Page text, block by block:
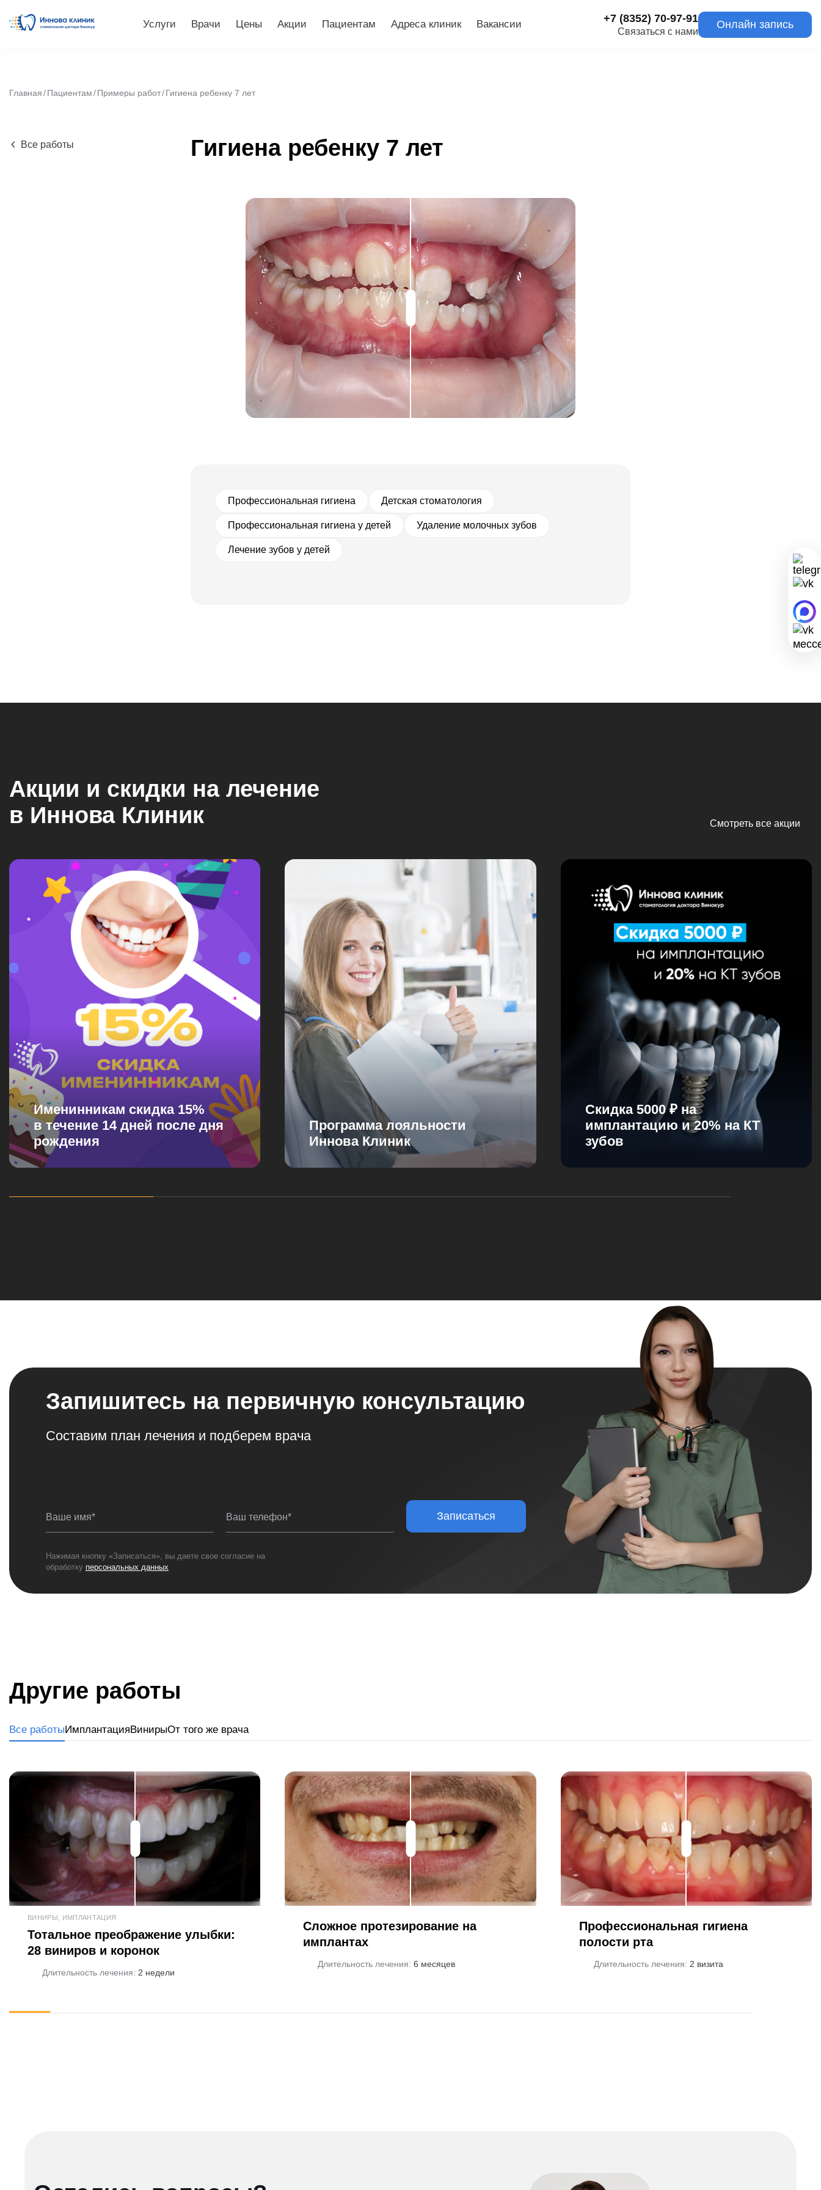
Услуги Врачи Цены Акции Пациентам Адреса клиник Вакансии +7 (8352) 70-97-91
Связаться с нами
Онлайн запись
Главная Пациентам Примеры работ Гигиена ребенку 7 лет
Все работы Гигиена ребенку 7 лет
Профессиональная гигиена Детская стоматология
Профессиональная гигиена у детей Удаление молочных зубов
Лечение зубов у детей
Акции и скидки на лечение
в Иннова Клиник
Смотреть все акции
Именинникам скидка 15%
в течение 14 дней после дня
рождения
Программа лояльности
Иннова Клиник
Cкидка 5000 ₽ на
имплантацию и 20% на КТ
зубов
Запишитесь на первичную консультацию
Составим план лечения и подберем врача
Ваше имя* Ваш телефон* Записаться
Нажимая кнопку «Записаться», вы даете свое согласие на
обработку персональных данных
Другие работы
Все работыИмплантацияВинирыОт того же врача
ВИНИРЫ, ИМПЛАНТАЦИЯ
Тотальное преображение улыбки:
28 виниров и коронок
Длительность лечения: 2 недели
Сложное протезирование на
имплантах
Длительность лечения:6 месяцев
Профессиональная гигиена
полости рта
Длительность лечения: 2 визита